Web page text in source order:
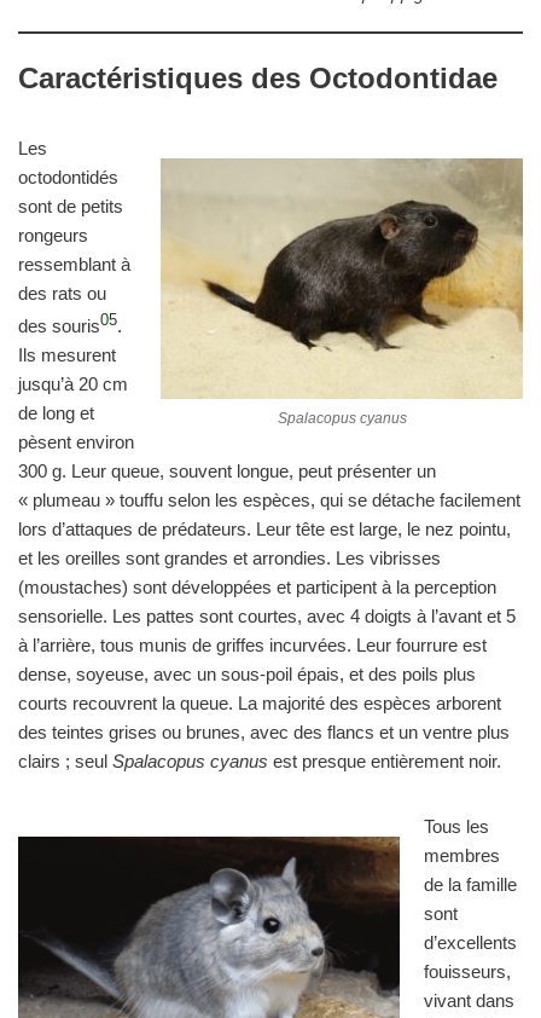
Caractéristiques des Octodontidae
Spalacopus cyanus
Les
octodontidés
sont de petits
rongeurs
ressemblant à
des rats ou
des souris05.
Ils mesurent
jusqu’à 20 cm
de long et
pèsent environ
300 g. Leur queue, souvent longue, peut présenter un
« plumeau » touffu selon les espèces, qui se détache facilement
lors d’attaques de prédateurs. Leur tête est large, le nez pointu,
et les oreilles sont grandes et arrondies. Les vibrisses
(moustaches) sont développées et participent à la perception
sensorielle. Les pattes sont courtes, avec 4 doigts à l’avant et 5
à l’arrière, tous munis de griffes incurvées. Leur fourrure est
dense, soyeuse, avec un sous-poil épais, et des poils plus
courts recouvrent la queue. La majorité des espèces arborent
des teintes grises ou brunes, avec des flancs et un ventre plus
clairs ; seul Spalacopus cyanus est presque entièrement noir.
Tous les
membres
de la famille
sont
d’excellents
fouisseurs,
vivant dans